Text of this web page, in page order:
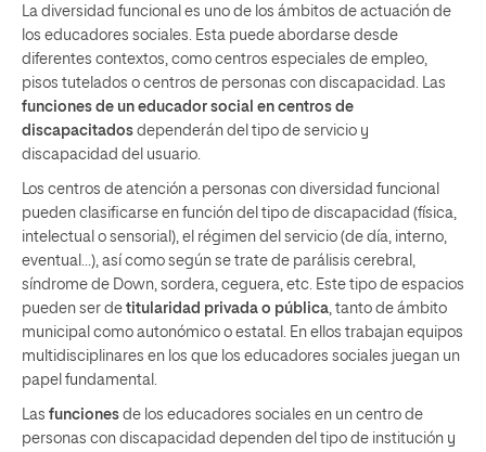
La diversidad funcional es uno de los ámbitos de actuación de
los educadores sociales. Esta puede abordarse desde
diferentes contextos, como centros especiales de empleo,
pisos tutelados o centros de personas con discapacidad. Las
funciones de un educador social en centros de
discapacitados dependerán del tipo de servicio y
discapacidad del usuario.
Los centros de atención a personas con diversidad funcional
pueden clasificarse en función del tipo de discapacidad (física,
intelectual o sensorial), el régimen del servicio (de día, interno,
eventual…), así como según se trate de parálisis cerebral,
síndrome de Down, sordera, ceguera, etc. Este tipo de espacios
pueden ser de titularidad privada o pública , tanto de ámbito
municipal como autonómico o estatal. En ellos trabajan equipos
multidisciplinares en los que los educadores sociales juegan un
papel fundamental.
Las funciones de los educadores sociales en un centro de
personas con discapacidad dependen del tipo de institución y